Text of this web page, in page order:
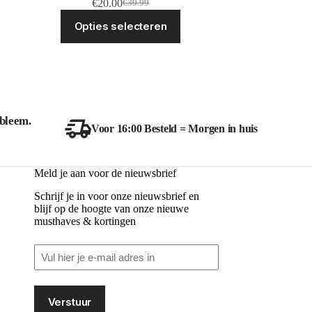
€39.99
Oorspronkelijke
prijs
was:
€39.99.
€20.00Huidige
prijs
is:
€20.00.
Opties selecteren
worden
Voor 16:00 Besteld = Morgen in huis
Meld je aan voor de nieuwsbrief
Schrijf je in voor onze nieuwsbrief en
blijf op de hoogte van onze nieuwe
musthaves & kortingen
(Vereist)